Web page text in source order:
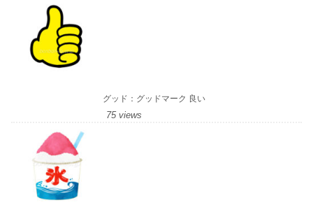
グッド：グッドマーク 良い
75 views